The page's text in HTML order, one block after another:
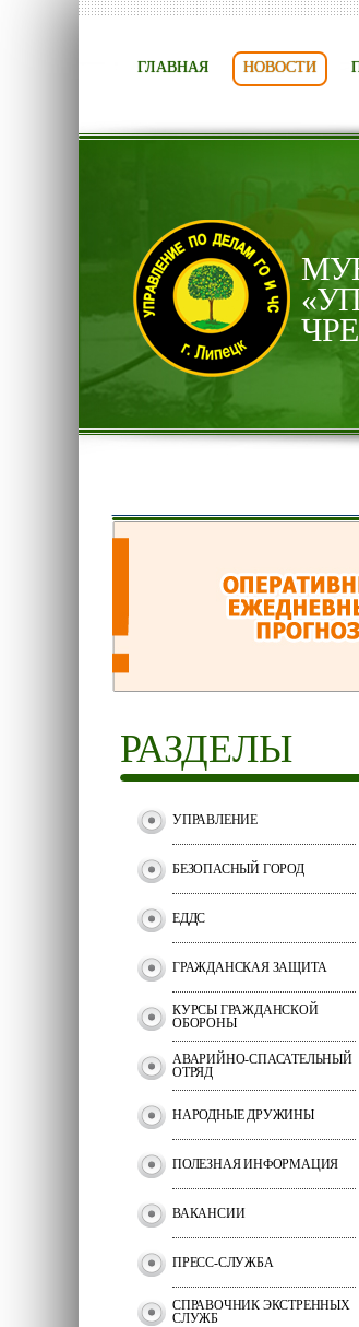
ГЛАВНАЯ НОВОСТИ
РАЗДЕЛЫ
УПРАВЛЕНИЕ
БЕЗОПАСНЫЙ ГОРОД
ЕДДС
ГРАЖДАНСКАЯ ЗАЩИТА
КУРСЫ ГРАЖДАНСКОЙ
ОБОРОНЫ
АВАРИЙНО-СПАСАТЕЛЬНЫЙ
ОТРЯД
НАРОДНЫЕ ДРУЖИНЫ
ПОЛЕЗНАЯ ИНФОРМАЦИЯ
ВАКАНСИИ
ПРЕСС-СЛУЖБА
СПРАВОЧНИК ЭКСТРЕННЫХ
СЛУЖБ